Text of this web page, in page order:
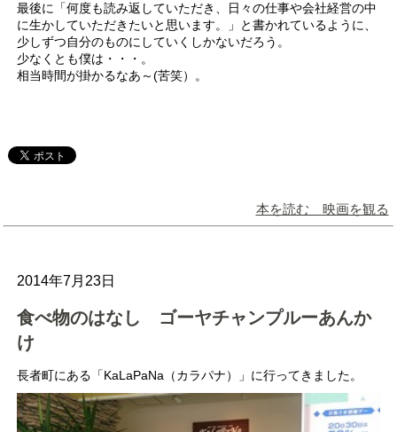
最後に「何度も読み返していただき、日々の仕事や会社経営の中
に生かしていただきたいと思います。」と書かれているように、
少しずつ自分のものにしていくしかないだろう。
少なくとも僕は・・・。
相当時間が掛かるなあ～(苦笑）。
本を読む 映画を観る
2014年7月23日
食べ物のはなし ゴーヤチャンプルーあんか
け
長者町にある「KaLaPaNa（カラパナ）」に行ってきました。